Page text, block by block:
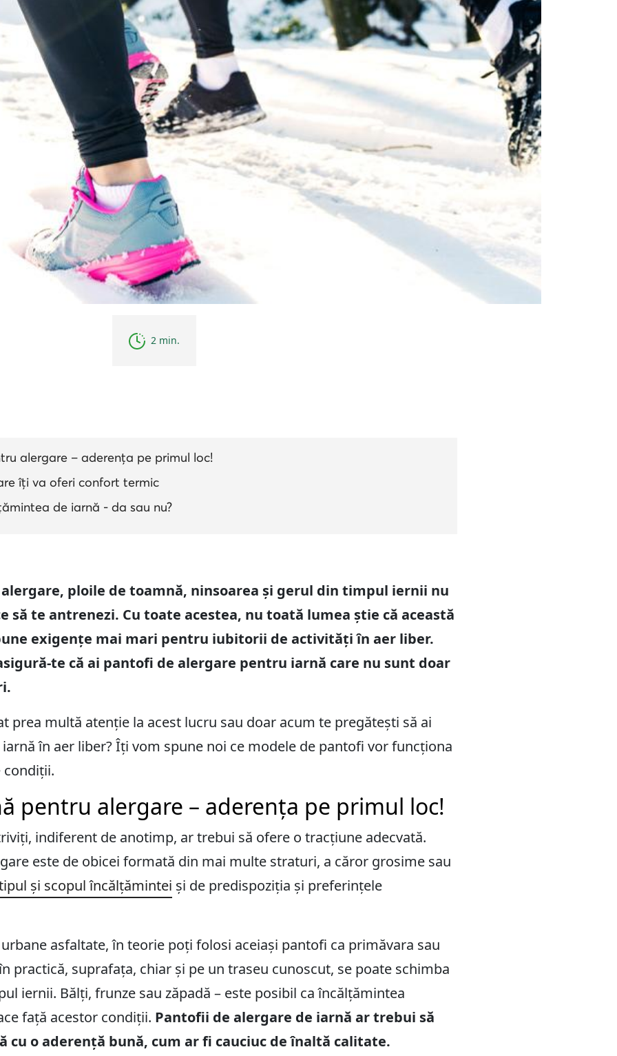
Sfaturi
2 min.
alergare – aderența pe primul loc!
îți va oferi confort termic
de iarnă - da sau nu?
ploile de toamnă, ninsoarea și gerul din timpul iernii nu
să te antrenezi. Cu toate acestea, nu toată lumea știe că această
exigențe mai mari pentru iubitorii de activități în aer liber.
te că ai pantofi de alergare pentru iarnă care nu sunt doar
prea multă atenție la acest lucru sau doar acum te pregătești să ai
în aer liber? Îți vom spune noi ce modele de pantofi vor funcționa
condiții.
pentru alergare – aderența pe primul loc!
indiferent de anotimp, ar trebui să ofere o tracțiune adecvată.
este de obicei formată din mai multe straturi, a căror grosime sau
și scopul încălțămintei și de predispoziția și preferințele
asfaltate, în teorie poți folosi aceiași pantofi ca primăvara sau
practică, suprafața, chiar și pe un traseu cunoscut, se poate schimba
iernii. Bălți, frunze sau zăpadă – este posibil ca încălțămintea
față acestor condiții. Pantofii de alergare de iarnă ar trebui să
cu o aderență bună, cum ar fi cauciuc de înaltă calitate.